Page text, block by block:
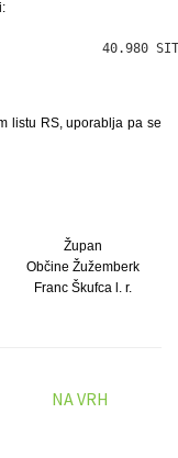
40.980
listu RS, uporablja pa se
Župan
Občine Žužemberk
Franc Škufca l. r.
NA VRH